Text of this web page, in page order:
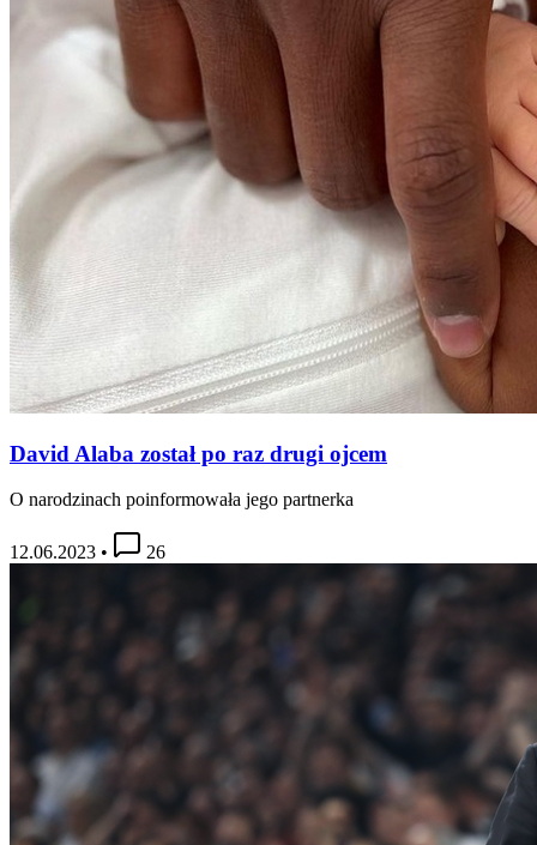
David Alaba został po raz drugi ojcem
O narodzinach poinformowała jego partnerka
12.06.2023 • 26